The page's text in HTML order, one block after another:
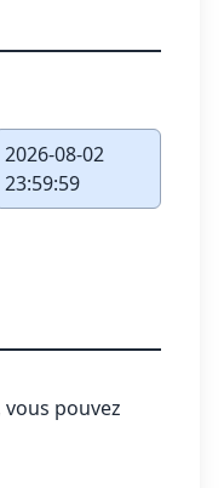
2026-08-02
23:59:59
pouvez